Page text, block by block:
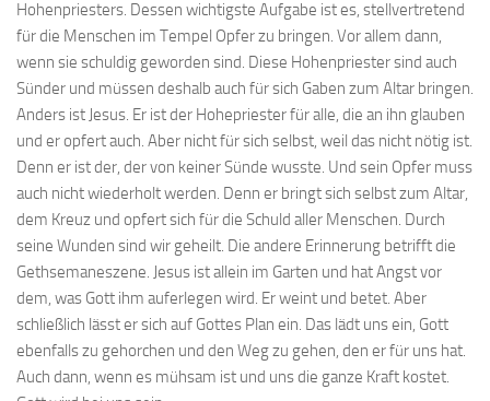
Hohenpriesters. Dessen wichtigste Aufgabe ist es, stellvertretend
für die Menschen im Tempel Opfer zu bringen. Vor allem dann,
wenn sie schuldig geworden sind. Diese Hohenpriester sind auch
Sünder und müssen deshalb auch für sich Gaben zum Altar bringen.
Anders ist Jesus. Er ist der Hohepriester für alle, die an ihn glauben
und er opfert auch. Aber nicht für sich selbst, weil das nicht nötig ist.
Denn er ist der, der von keiner Sünde wusste. Und sein Opfer muss
auch nicht wiederholt werden. Denn er bringt sich selbst zum Altar,
dem Kreuz und opfert sich für die Schuld aller Menschen. Durch
seine Wunden sind wir geheilt. Die andere Erinnerung betrifft die
Gethsemaneszene. Jesus ist allein im Garten und hat Angst vor
dem, was Gott ihm auferlegen wird. Er weint und betet. Aber
schließlich lässt er sich auf Gottes Plan ein. Das lädt uns ein, Gott
ebenfalls zu gehorchen und den Weg zu gehen, den er für uns hat.
Auch dann, wenn es mühsam ist und uns die ganze Kraft kostet.